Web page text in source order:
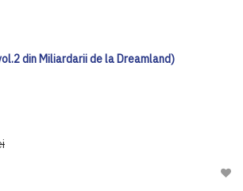
din Miliardarii de la Dreamland)